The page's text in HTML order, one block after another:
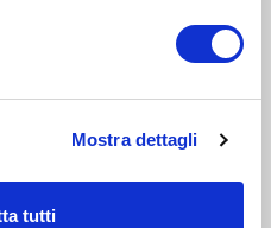
Mostra dettagli
tutti
aiutano a
Two Point Hospital